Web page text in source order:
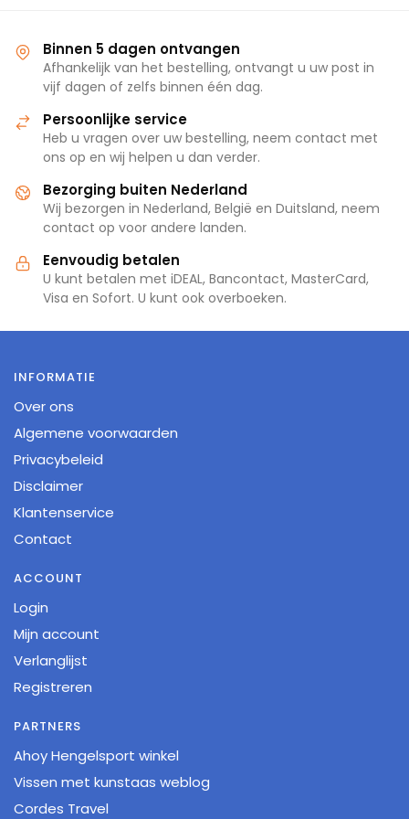
Binnen 5 dagen ontvangen
Afhankelijk van het bestelling, ontvangt u uw post in
vijf dagen of zelfs binnen één dag.
Persoonlijke service
Heb u vragen over uw bestelling, neem contact met
ons op en wij helpen u dan verder.
Bezorging buiten Nederland
Wij bezorgen in Nederland, België en Duitsland, neem
contact op voor andere landen.
Eenvoudig betalen
U kunt betalen met iDEAL, Bancontact, MasterCard,
Visa en Sofort. U kunt ook overboeken.
INFORMATIE
Over ons
Algemene voorwaarden
Privacybeleid
Disclaimer
Klantenservice
Contact
ACCOUNT
Login
Mijn account
Verlanglijst
Registreren
PARTNERS
Ahoy Hengelsport winkel
Vissen met kunstaas weblog
Cordes Travel